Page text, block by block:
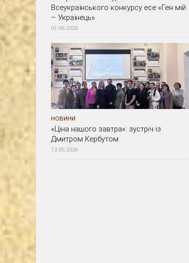
Всеукраїнського конкурсу есе «Ген мій
– Українець»
01.06.2026
НОВИНИ
«Ціна нашого завтра»: зустріч із
Дмитром Кербутом
13.05.2026